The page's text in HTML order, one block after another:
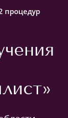
процедур